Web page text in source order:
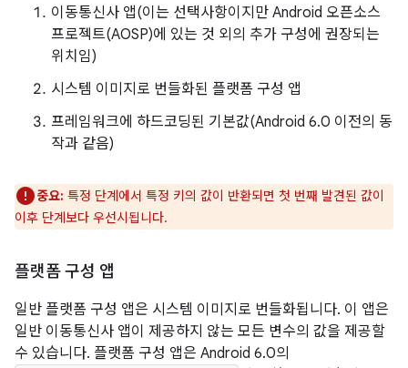
이동통신사 앱(이는 선택사항이지만 Android 오픈소스
프로젝트(AOSP)에 있는 것 외의 추가 구성에 권장되는
위치임)
시스템 이미지로 번들화된 플랫폼 구성 앱
프레임워크에 하드코딩된 기본값(Android 6.0 이전의 동
작과 같음)
중요: 특정 단계에서 특정 키의 값이 반환되면 첫 번째 발견된 값이
이후 단계보다 우선시됩니다.
플랫폼 구성 앱
일반 플랫폼 구성 앱은 시스템 이미지로 번들화됩니다. 이 앱은
일반 이동통신사 앱이 제공하지 않는 모든 변수의 값을 제공할
수 있습니다. 플랫폼 구성 앱은 Android 6.0의